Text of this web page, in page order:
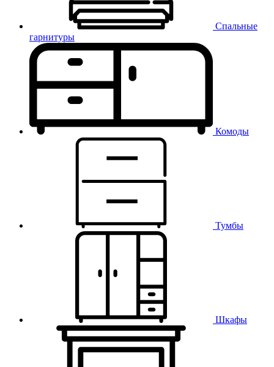
Спальные
гарнитуры
Комоды
Тумбы
Шкафы